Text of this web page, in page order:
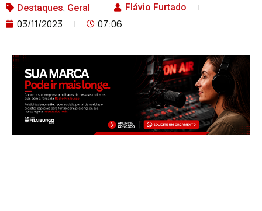
Destaques, Geral Flávio Furtado
03/11/2023 07:06